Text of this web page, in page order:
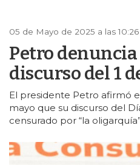
05 de Mayo de 2025 a las
Petro
discurso del 1
El presidente Petro afirmó
mayo que su discurso del
censurado por “la